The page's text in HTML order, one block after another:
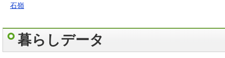
石嶺
暮らしデータ